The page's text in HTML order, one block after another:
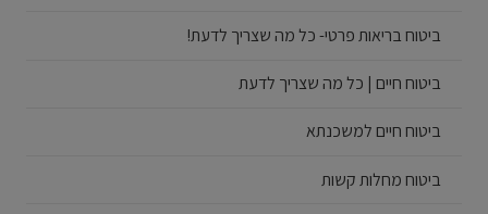
ביטוח בריאות פרטי- כל מה שצריך לדעת!
ביטוח חיים | כל מה שצריך לדעת
ביטוח חיים למשכנתא
ביטוח מחלות קשות